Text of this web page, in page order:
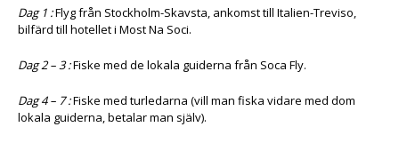
Dag 1 :Flyg från Stockholm-Skavsta, ankomst till Italien-Treviso,
bilfärd till hotellet i Most Na Soci.
Dag 2 – 3 :Fiske med de lokala guiderna från Soca Fly.
Dag 4 – 7 :Fiske med turledarna (vill man fiska vidare med dom
lokala guiderna, betalar man själv).